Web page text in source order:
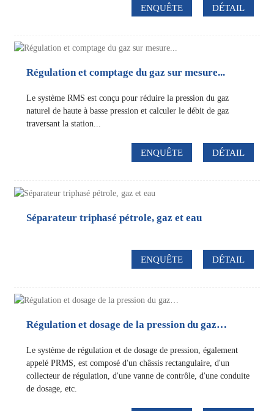
ENQUÊTE DÉTAIL
Régulation et comptage du gaz sur mesure...
Le système RMS est conçu pour réduire la pression du gaz
naturel de haute à basse pression et calculer le débit de gaz
traversant la station...
ENQUÊTE DÉTAIL
Séparateur triphasé pétrole, gaz et eau
ENQUÊTE DÉTAIL
Régulation et dosage de la pression du gaz…
Le système de régulation et de dosage de pression, également
appelé PRMS, est composé d'un châssis rectangulaire, d'un
collecteur de régulation, d'une vanne de contrôle, d'une conduite
de dosage, etc.